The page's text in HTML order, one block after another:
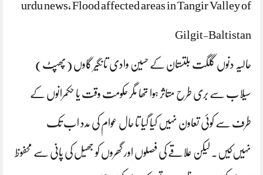
urdu news, Flood affected areas in Tangir Valley of
Gilgit-Baltistan
حالیہ دنوں گلگت بلتستان کے حسین وادی تانگیر گاوں (پھپٹ)
سیلاب سے بری طرح متاثر ہوا تھا مگر حکومت وقت یا حکمرانوں کے
طرف سے کوئی تعاون نہیں کیا گیا تا حال عوام کی مدد اب تک
نہیں‌کیں‌. لیکن علاقے کی فصلوں اور گھروں کو جھیل کی پانی سے محفوظ